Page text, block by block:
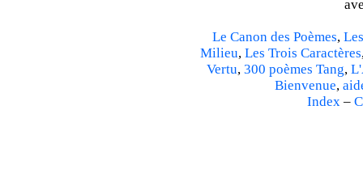
Le Canon des Poèmes,
Milieu, Les Trois Caractères
Vertu, 300 poèmes Tang,
Bienvenue,
Index –